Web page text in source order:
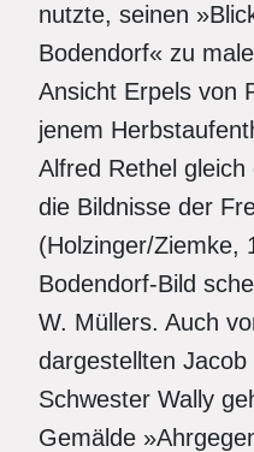
nutzte, seinen
Bodendorf« zu
Ansicht Erpels von
jenem
Alfred Rethel
die Bildnisse der
(Holzinger/Ziemke,
Bodendorf-Bild
W. Müllers. Auch
dargestellten
Schwester Wally
Gemälde